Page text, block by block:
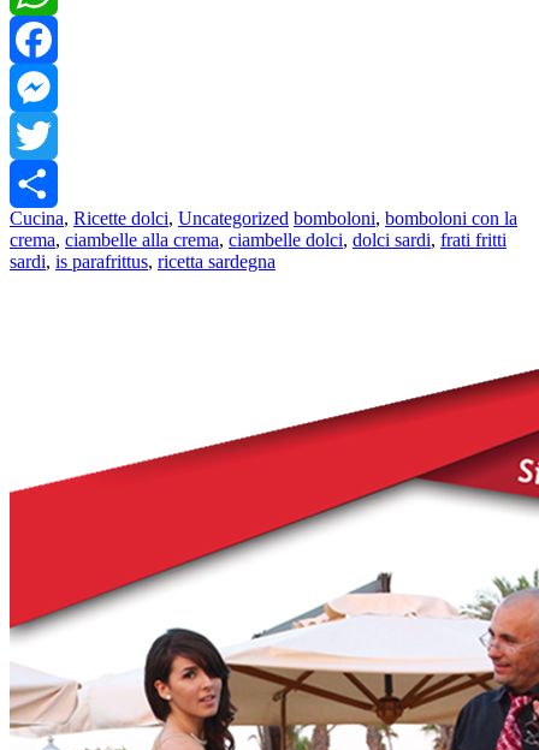
WhatsApp
Facebook
Messenger
Twitter
Share
Cucina, Ricette dolci, Uncategorized bomboloni, bomboloni con la
crema, ciambelle alla crema, ciambelle dolci, dolci sardi, frati fritti
sardi, is parafrittus, ricetta sardegna